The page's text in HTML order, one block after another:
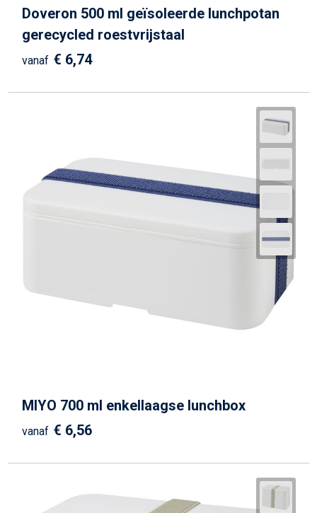
Doveron 500 ml geïsoleerde lunchpotan
gerecycled roestvrijstaal
vanaf € 6,74
MIYO 700 ml enkellaagse lunchbox
vanaf € 6,56